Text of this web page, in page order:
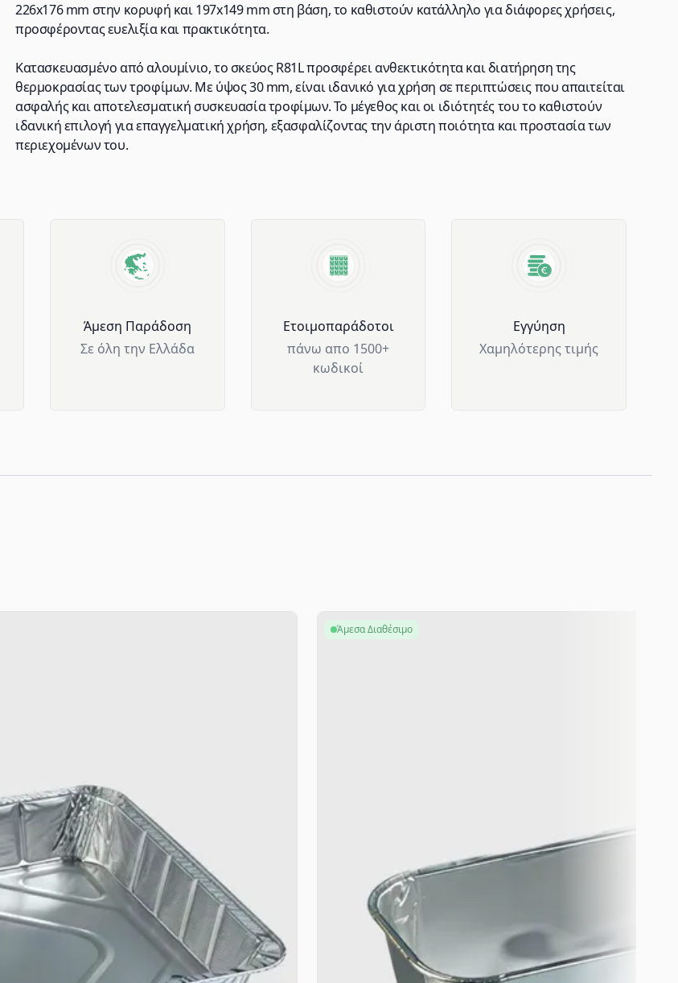
226x176 mm στην κορυφή και 197x149 mm στη βάση, το καθιστούν κατάλληλο για διάφορες χρήσεις,
προσφέροντας ευελιξία και πρακτικότητα.
Κατασκευασμένο από αλουμίνιο, το σκεύος R81L προσφέρει ανθεκτικότητα και διατήρηση της
θερμοκρασίας των τροφίμων. Με ύψος 30 mm, είναι ιδανικό για χρήση σε περιπτώσεις που απαιτείται
ασφαλής και αποτελεσματική συσκευασία τροφίμων. Το μέγεθος και οι ιδιότητές του το καθιστούν
ιδανική επιλογή για επαγγελματική χρήση, εξασφαλίζοντας την άριστη ποιότητα και προστασία των
περιεχομένων του.
Άμεση Παράδοση
Σε όλη την Ελλάδα
Ετοιμοπαράδοτοι
πάνω απο 1500+
κωδικοί
Eγγύηση
Χαμηλότερης τιμής
Άμεσα Διαθέσιμο